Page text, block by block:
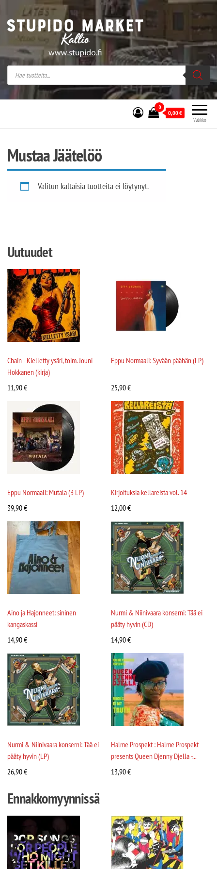
Stupido Market – verkossa ja kivijalassa
Stupido Market on vaihtoehtomusaan
erikoistunut verkko- sekä
kivijalkakauppa Helsingissä Kallion
sydämessä.
Valikko
0
0,00€
Mustaa Jäätelöö
Valitun kaltaisia tuotteita ei löytynyt.
Uutuudet
Chain - Kielletty ysäri, toim. Jouni
Hokkanen (kirja)
11,90€
Eppu Normaali: Syvään päähän (LP)
25,90€
Eppu Normaali: Mutala (3 LP)
39,90€
Kirjoituksia kellareista vol. 14
12,00€
Aino ja Hajonneet: sininen
kangaskassi
14,90€
Nurmi & Niinivaara konserni: Tää ei
pääty hyvin (CD)
14,90€
Nurmi & Niinivaara konserni: Tää ei
pääty hyvin (LP)
26,90€
Halme Prospekt : Halme Prospekt
presents Queen Djenny Djella -...
13,90€
Ennakkomyynnissä